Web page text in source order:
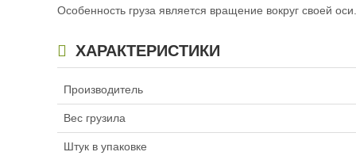
Груз-
Груз-
Особенность груза является вращение вокруг своей оси.
ХАРАКТЕРИСТИКИ
Производитель
Вес грузила
Штук в упаковке